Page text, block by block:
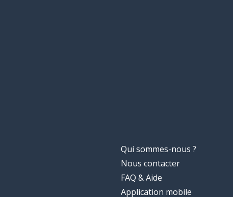
Qui sommes-nous ?
Nous contacter
FAQ & Aide
Application mobile